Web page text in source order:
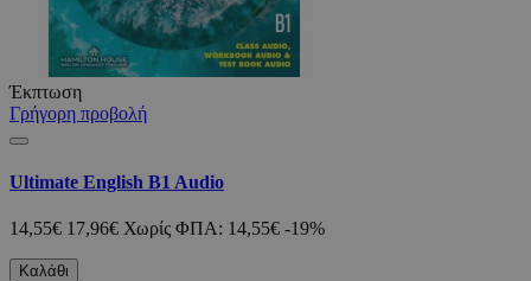
Έκπτωση
Γρήγορη προβολή
Ultimate English B1 Audio
14,55€ 17,96€ Χωρίς ΦΠΑ: 14,55€ -19%
Καλάθι